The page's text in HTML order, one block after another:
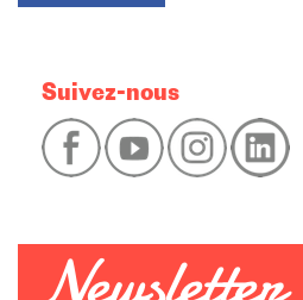
Suivez-nous